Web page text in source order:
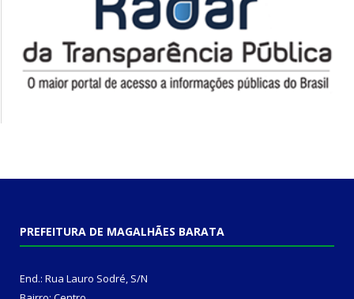
PREFEITURA DE MAGALHÃES BARATA
End.: Rua Lauro Sodré, S/N